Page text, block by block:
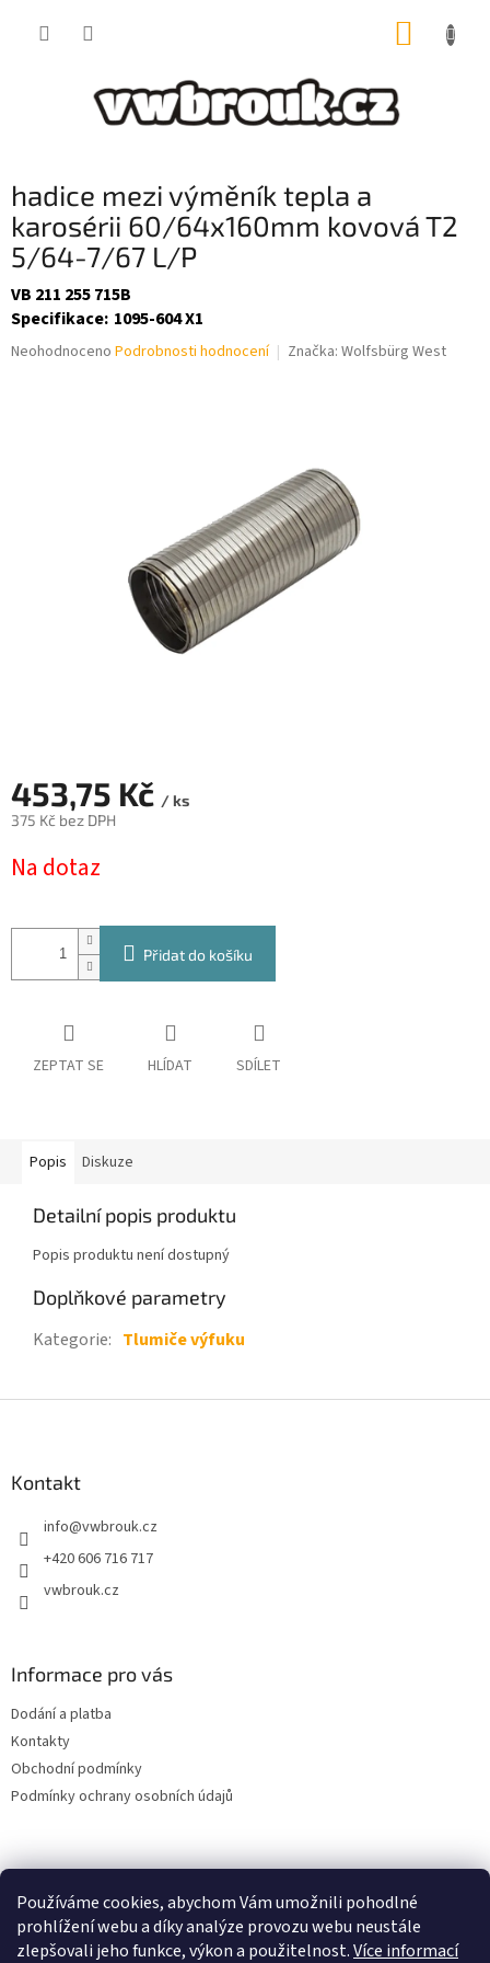
Používáme cookies, abychom Vám umožnili pohodlné
prohlížení webu a díky analýze provozu webu neustále
zlepšovali jeho funkce, výkon a použitelnost.Více informací
hadice mezi výměník tepla a
karosérii 60/64x160mm kovová T2
5/64-7/67 L/P
VB 211 255 715B
Specifikace: 1095-604 X1
Průměrné
Neohodnoceno Podrobnosti hodnocení Značka: Wolfsbürg West
453,75 Kč / ks
375 Kč bez DPH
cena:
Na dotaz
Přidat do košíku
ZEPTAT SE HLÍDAT SDÍLET
Popis Diskuze
Detailní popis produktu
Popis produktu není dostupný
Doplňkové parametry
Kategorie: Tlumiče výfuku
Kontakt
info@vwbrouk.cz
+420 606 716 717
vwbrouk.cz
Informace pro vás
Dodání a platba
Kontakty
Obchodní podmínky
Podmínky ochrany osobních údajů